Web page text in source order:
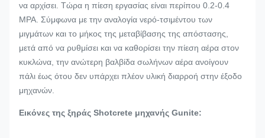
να αρχίσει. Τώρα η πίεση εργασίας είναι περίπου 0.2-0.4
MPA. Σύμφωνα με την αναλογία νερό-τσιμέντου των
μιγμάτων και το μήκος της μεταβίβασης της απόστασης,
μετά από να ρυθμίσει και να καθορίσει την πίεση αέρα στον
κυκλώνα, την ανώτερη βαλβίδα σωλήνων αέρα ανοίγουν
πάλι έως ότου δεν υπάρχει πλέον υλική διαρροή στην έξοδο
μηχανών.
Εικόνες της ξηράς Shotcrete μηχανής Gunite: